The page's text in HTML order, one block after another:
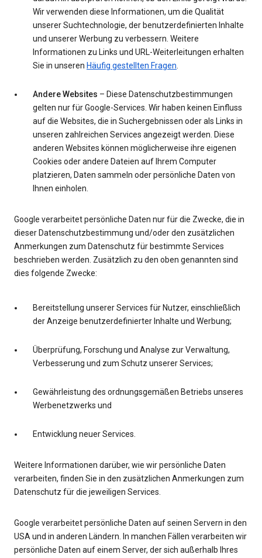
Wir verwenden diese Informationen, um die Qualität
unserer Suchtechnologie, der benutzerdefinierten Inhalte
und unserer Werbung zu verbessern. Weitere
Informationen zu Links und URL-Weiterleitungen erhalten
Sie in unseren Häufig gestellten Fragen
Andere Websites – Diese Datenschutzbestimmungen
gelten nur für Google-Services. Wir haben keinen Einfluss
auf die Websites, die in Suchergebnissen oder als Links in
unseren zahlreichen Services angezeigt werden. Diese
anderen Websites können möglicherweise ihre eigenen
Cookies oder andere Dateien auf Ihrem Computer
platzieren, Daten sammeln oder persönliche Daten von
Ihnen einholen.
Google verarbeitet persönliche Daten nur für die Zwecke, die in
dieser Datenschutzbestimmung und/oder den zusätzlichen
Anmerkungen zum Datenschutz für bestimmte Services
beschrieben werden. Zusätzlich zu den oben genannten sind
dies folgende Zwecke:
Bereitstellung unserer Services für Nutzer, einschließlich
der Anzeige benutzerdefinierter Inhalte und Werbung;
Überprüfung, Forschung und Analyse zur Verwaltung,
Verbesserung und zum Schutz unserer Services;
Gewährleistung des ordnungsgemäßen Betriebs unseres
Werbenetzwerks und
Entwicklung neuer Services.
Weitere Informationen darüber, wie wir persönliche Daten
verarbeiten, finden Sie in den zusätzlichen Anmerkungen zum
Datenschutz für die jeweiligen Services.
Google verarbeitet persönliche Daten auf seinen Servern in den
USA und in anderen Ländern. In manchen Fällen verarbeiten wir
persönliche Daten auf einem Server, der sich außerhalb Ihres